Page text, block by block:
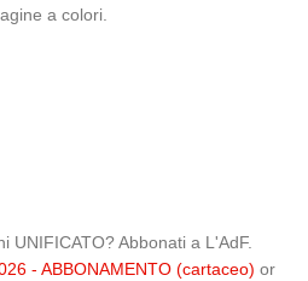
a colori.
UNIFICATO? Abbonati a L'AdF.
- ABBONAMENTO (cartaceo) or